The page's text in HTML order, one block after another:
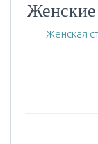
Женская